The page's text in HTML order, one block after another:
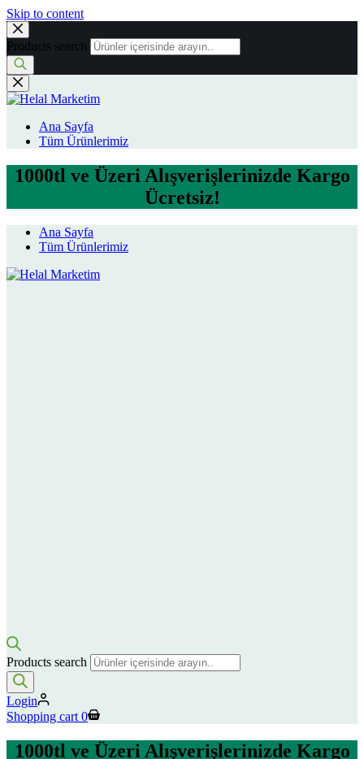
Skip to content
Products search
Ana Sayfa
Tüm Ürünlerimiz
1000tl ve Üzeri Alışverişlerinizde Kargo
Ücretsiz!
Ana Sayfa
Tüm Ürünlerimiz
Products search
Login
Shopping cart 0
1000tl ve Üzeri Alışverişlerinizde Kargo